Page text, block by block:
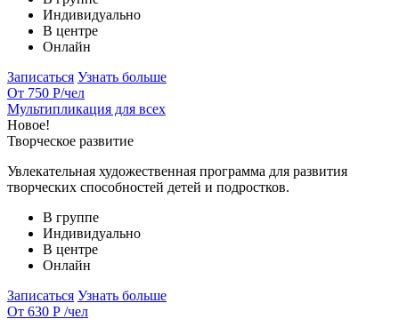
Индивидуально
В центре
Онлайн
Записаться Узнать больше
От 750 Р/чел
Мультипликация для всех
Новое!
Творческое развитие
Увлекательная художественная программа для развития
творческих способностей детей и подростков.
В группе
Индивидуально
В центре
Онлайн
Записаться Узнать больше
От 630 Р /чел